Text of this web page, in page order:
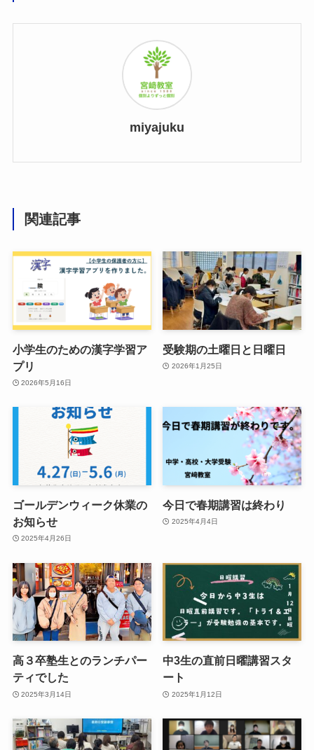
miyajuku
関連記事
小学生のための漢字学習ア
プリ
2026年5月16日
受験期の土曜日と日曜日
2026年1月25日
ゴールデンウィーク休業の
お知らせ
2025年4月26日
今日で春期講習は終わり
2025年4月4日
高３卒塾生とのランチパー
ティでした
2025年3月14日
中3生の直前日曜講習スタ
ート
2025年1月12日